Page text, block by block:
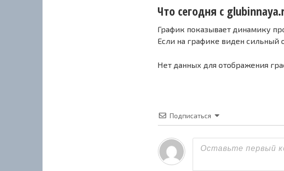
Что сегодня с
График показывает динамику
Если на графике виден сильный
Нет данных для отображения
Подписаться